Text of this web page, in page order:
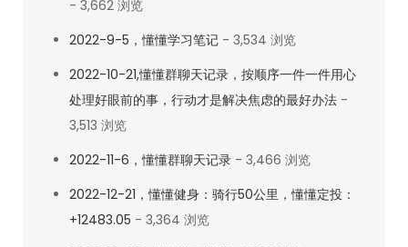
- 3,662 浏览
2022-9-5，懂懂学习笔记 - 3,534 浏览
2022-10-21,懂懂群聊天记录，按顺序一件一件用心
处理好眼前的事，行动才是解决焦虑的最好办法 -
3,513 浏览
2022-11-6，懂懂群聊天记录 - 3,466 浏览
2022-12-21，懂懂健身：骑行50公里，懂懂定投：
+12483.05 - 3,364 浏览